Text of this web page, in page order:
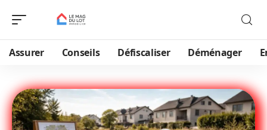
Assurer Conseils Défiscaliser Déménager